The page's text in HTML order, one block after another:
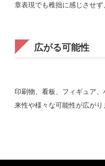
章表現でも稚拙に感じさせず
広がる可能性
印刷物、看板、フィギュア
来性や様々な可能性が広がり